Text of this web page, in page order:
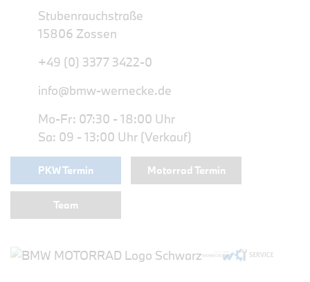
Stubenrauchstraße
15806 Zossen
+49 (0) 3377 3422-0
info@bmw-wernecke.de
Mo-Fr: 07:30 - 18:00 Uhr
Sa: 09 - 13:00 Uhr (Verkauf)
PKW Termin Motorrad Termin
Team